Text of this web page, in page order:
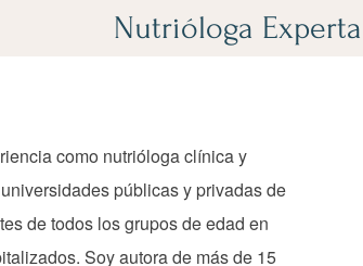
Nutrióloga
como nutrióloga clínica y
públicas y privadas de
de todos los grupos de edad en
Soy autora de más de 15